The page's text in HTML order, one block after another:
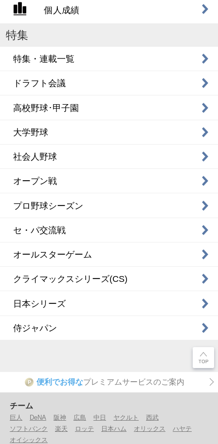
個人成績
特集
特集・連載一覧
ドラフト会議
高校野球･甲子園
大学野球
社会人野球
オープン戦
プロ野球シーズン
セ・パ交流戦
オールスターゲーム
クライマックスシリーズ(CS)
日本シリーズ
侍ジャパン
P 便利でお得なプレミアムサービスのご案内
チーム
巨人 DeNA 阪神 広島 中日 ヤクルト
西武
ソフトバンク
楽天 ロッテ 日本ハム オリックス
ハヤテ
オイシックス